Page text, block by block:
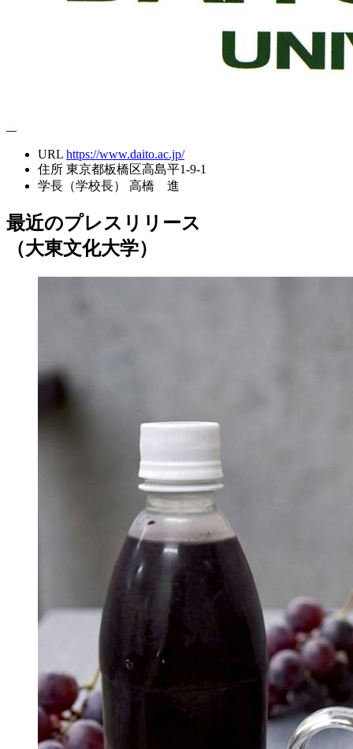
URL https://www.daito.ac.jp/
住所 東京都板橋区高島平1-9-1
学長（学校長）
高橋 進
最近のプレスリリース
（大東文化大学）